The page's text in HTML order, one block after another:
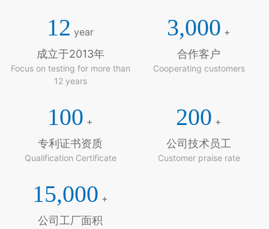
12 year
成立于2013年
Focus on testing for more than
12 years
3,000 +
合作客户
Cooperating customers
100 +
专利证书资质
Qualification Certificate
200 +
公司技术员工
Customer praise rate
15,000 +
公司工厂面积